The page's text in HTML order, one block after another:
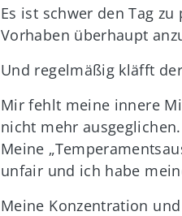
Es ist schwer den Tag
Vorhaben überhaupt
Und regelmäßig kläfft
Mir fehlt meine innere
nicht mehr
Meine
unfair und ich habe
Meine Konzentration